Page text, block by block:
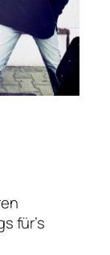
für’s